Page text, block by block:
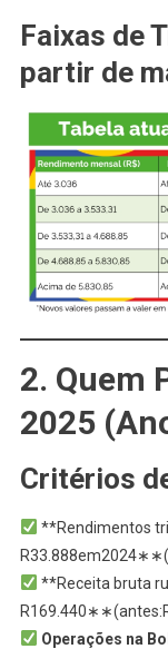
Faixas de
partir de
2. Quem
2025
Critérios
**Rendimentos
**Receita bruta
Operações na